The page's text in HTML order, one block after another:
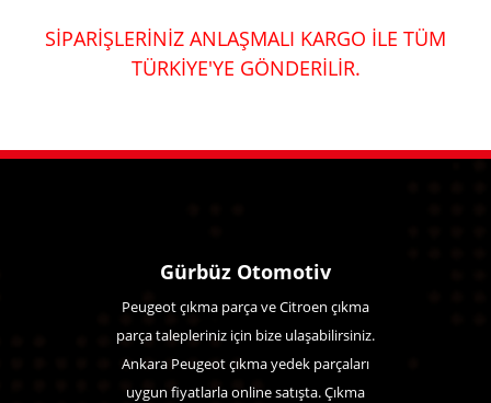
SİPARİŞLERİNİZ ANLAŞMALI KARGO İLE TÜM
TÜRKİYE'YE GÖNDERİLİR.
Gürbüz Otomotiv
Peugeot çıkma parça ve Citroen çıkma
parça talepleriniz için bize ulaşabilirsiniz.
Ankara Peugeot çıkma yedek parçaları
uygun fiyatlarla online satışta. Çıkma